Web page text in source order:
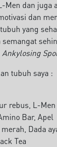
Men dan juga
dan
yang
Ankylosing
tubuh saya :
rebus, L-
Bar, Apel
Dada
Tea